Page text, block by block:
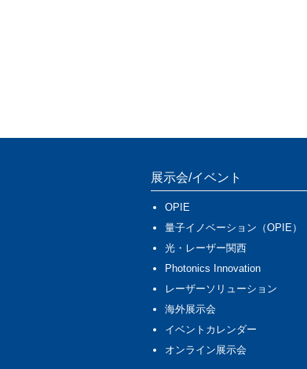
展示会/イベント
OPIE
量子イノベーション（OPIE）
光・レーザー関西
Photonics Innovation
レーザーソリューション
海外展示会
イベントカレンダー
オンライン展示会